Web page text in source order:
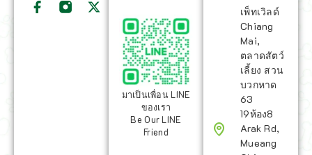
มาเป็นเพื่อน LINE
ของเรา
Be Our LINE
Friend
เพ็ทเวิลด์
Chiang
Mai,
ตลาดสัตว์
เลี้ยง สวน
บวกหาด
63
19ห้อง8
Arak Rd,
Mueang